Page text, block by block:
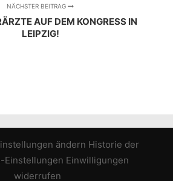
NÄCHSTER BEITRAG
AUF DEM KONGRESS IN
LEIPZIG!
ändern Historie der
Einstellungen Einwilligungen
widerrufen